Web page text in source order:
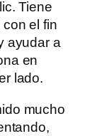
Tiene
el fin
ayudar a
en
lado.
mucho